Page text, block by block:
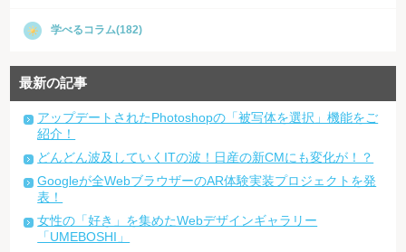
学べるコラム(182)
最新の記事
アップデートされたPhotoshopの「被写体を選択」機能をご
紹介！
どんどん波及していくITの波！日産の新CMにも変化が！？
Googleが全WebブラウザーのAR体験実装プロジェクトを発
表！
女性の「好き」を集めたWebデザインギャラリー
「UMEBOSHI」